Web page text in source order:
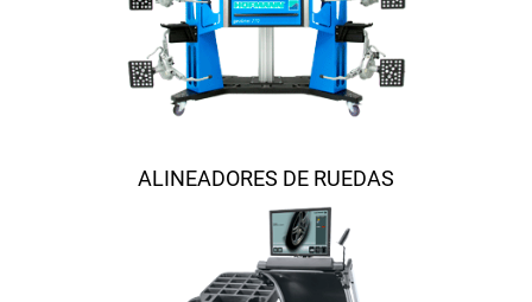
ALINEADORES DE RUEDAS